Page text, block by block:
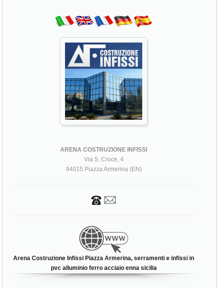
ARENA COSTRUZIONE INFISSI
Via S. Croce, 4
94015 Piazza Armerina (EN)
Arena Costruzione Infissi Piazza Armerina, serramenti e infissi in
pvc alluminio ferro acciaio enna sicilia